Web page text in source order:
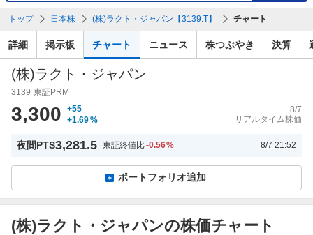
検
索
トップ 日本株 (株)ラクト・ジャパン【3139.T】 チャート
詳細 掲示板 チャート ニュース 株つぶやき 決算
(株)ラクト・ジャパン
3139 東証PRM
3,300
+55
+1.69%
8/7
リアルタイム株価
夜間PTS3,281.5 東証終値比-0.56% 8/7 21:52
ポートフォリオ追加
(株)ラクト・ジャパンの株価チャート